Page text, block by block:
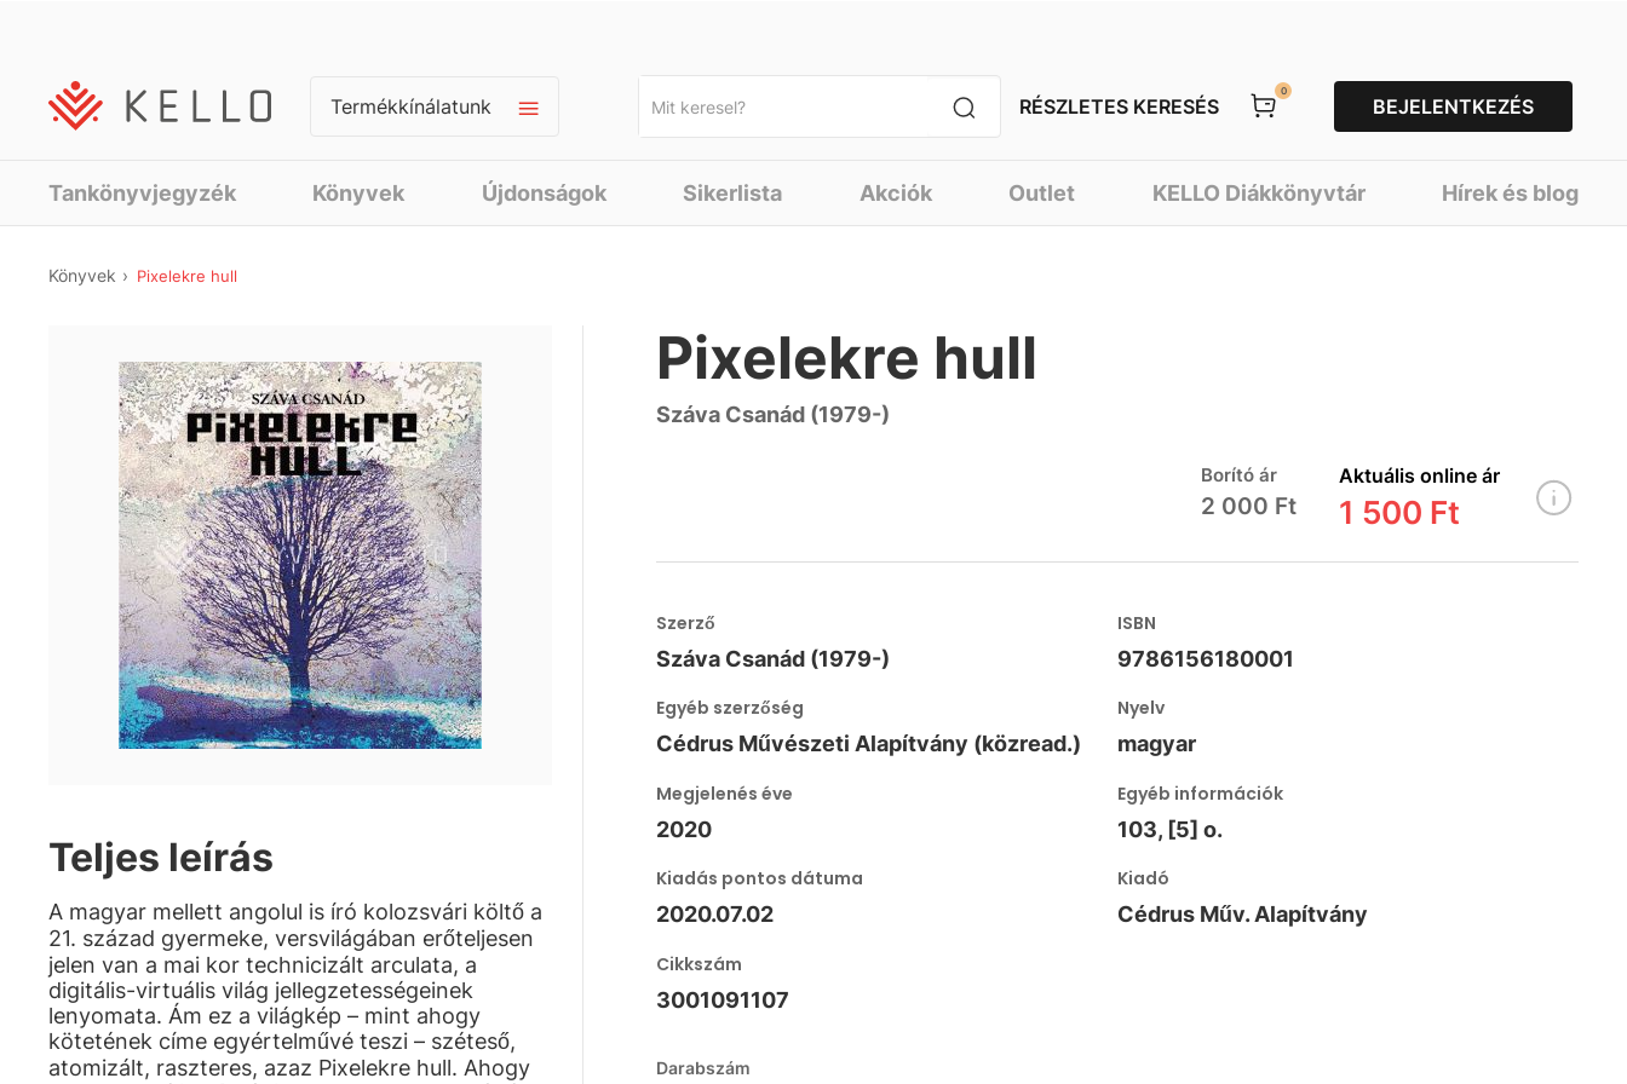
Termékkínálatunk RÉSZLETES KERESÉS
0
BEJELENTKEZÉS
Tankönyvjegyzék Könyvek Újdonságok Sikerlista Akciók Outlet KELLO Diákkönyvtár Hírek és blog
Könyvek Pixelekre hull
Teljes leírás
A magyar mellett angolul is író kolozsvári költő a
21. század gyermeke, versvilágában erőteljesen
jelen van a mai kor technicizált arculata, a
digitális-virtuális világ jellegzetességeinek
lenyomata. Ám ez a világkép – mint ahogy
kötetének címe egyértelművé teszi – széteső,
atomizált, raszteres, azaz Pixelekre hull. Ahogy
Pixelekre hull
Száva Csanád (1979-)
Borító ár
2 000 Ft
Aktuális online ár
1 500 Ft
Szerző
Száva Csanád (1979-)
ISBN
9786156180001
Egyéb szerzőség
Cédrus Művészeti Alapítvány (közread.)
Nyelv
magyar
Megjelenés éve
2020
Egyéb információk
103, [5] o.
Kiadás pontos dátuma
2020.07.02
Kiadó
Cédrus Műv. Alapítvány
Cikkszám
3001091107
Darabszám